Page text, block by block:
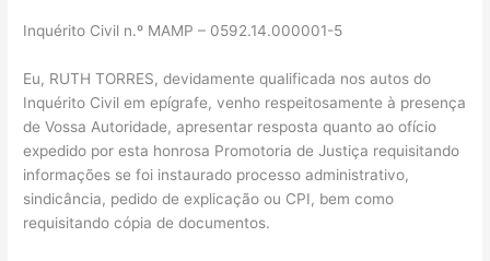
Inquérito Civil n.º MAMP – 0592.14.000001-5
Eu, RUTH TORRES, devidamente qualificada nos autos do
Inquérito Civil em epígrafe, venho respeitosamente à presença
de Vossa Autoridade, apresentar resposta quanto ao ofício
expedido por esta honrosa Promotoria de Justiça requisitando
informações se foi instaurado processo administrativo,
sindicância, pedido de explicação ou CPI, bem como
requisitando cópia de documentos.